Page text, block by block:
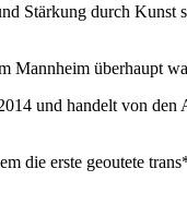
Stärkung durch Kunst
Mannheim überhaupt
und handelt von den
die erste geoutete